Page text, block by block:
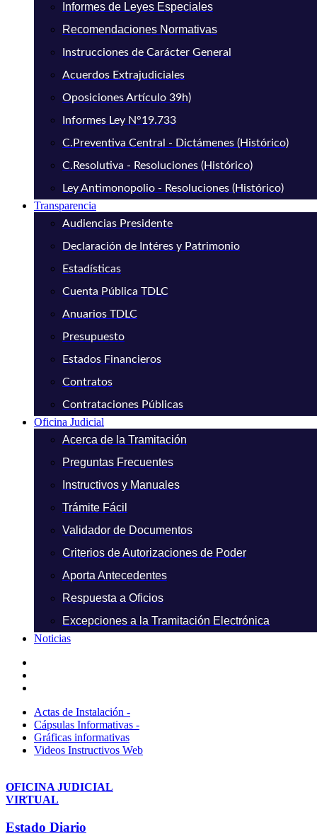
Informes de Leyes Especiales
Recomendaciones Normativas
Instrucciones de Carácter General
Acuerdos Extrajudiciales
Oposiciones Artículo 39h)
Informes Ley N°19.733
C.Preventiva Central - Dictámenes (Histórico)
C.Resolutiva - Resoluciones (Histórico)
Ley Antimonopolio - Resoluciones (Histórico)
Transparencia
Audiencias Presidente
Declaración de Intéres y Patrimonio
Estadísticas
Cuenta Pública TDLC
Anuarios TDLC
Presupuesto
Estados Financieros
Contratos
Contrataciones Públicas
Oficina Judicial
Acerca de la Tramitación
Preguntas Frecuentes
Instructivos y Manuales
Trámite Fácil
Validador de Documentos
Criterios de Autorizaciones de Poder
Aporta Antecedentes
Respuesta a Oficios
Excepciones a la Tramitación Electrónica
Noticias
Actas de Instalación -
Cápsulas Informativas -
Gráficas informativas
Videos Instructivos Web
OFICINA JUDICIAL
VIRTUAL
Estado Diario